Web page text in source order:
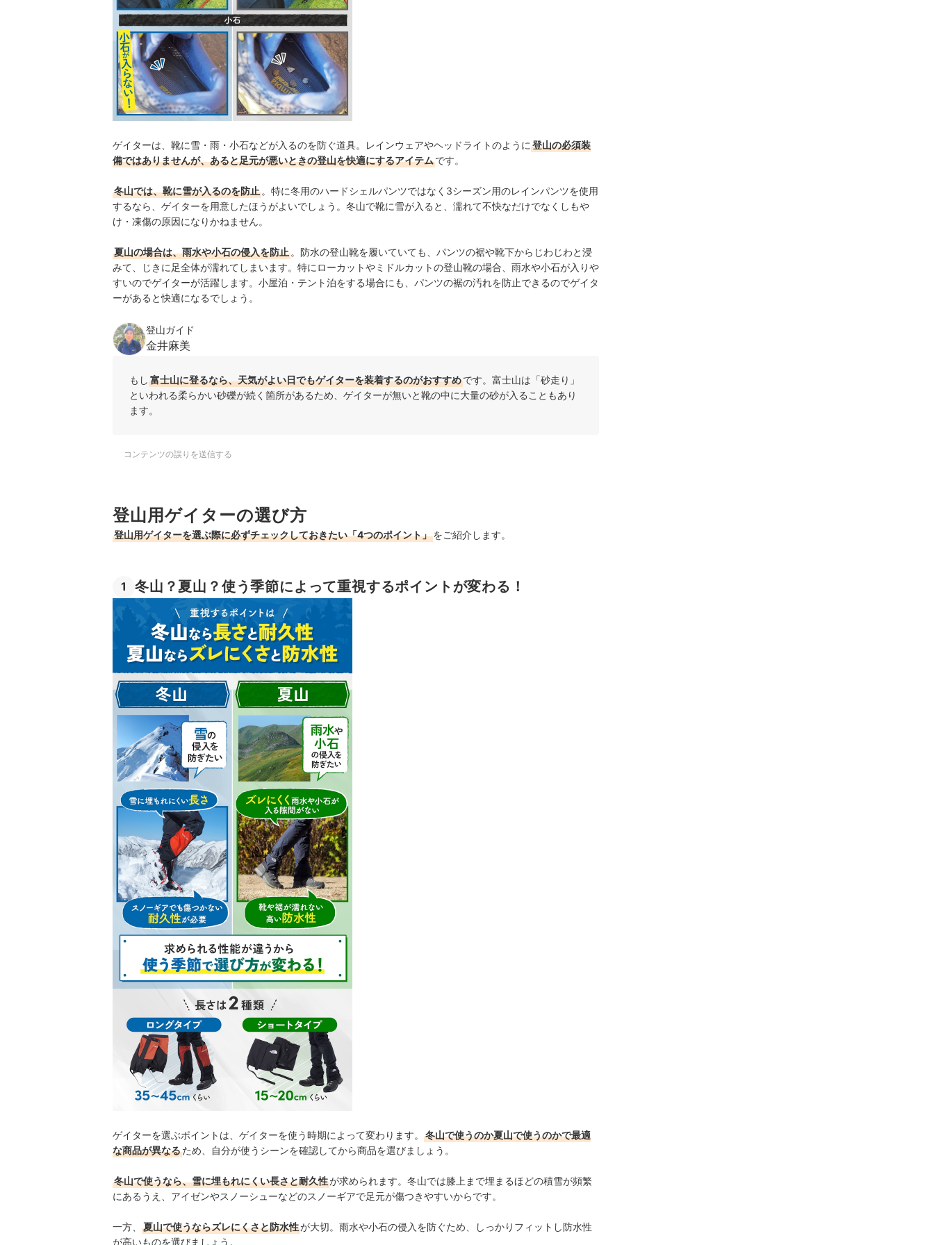
ゲイターは、靴に雪・雨・小石などが入るのを防ぐ道具。レインウェアやヘッドライトのように登山の必須装
備ではありませんが、あると足元が悪いときの登山を快適にするアイテムです。
冬山では、靴に雪が入るのを防止。特に冬用のハードシェルパンツではなく3シーズン用のレインパンツを使用
するなら、ゲイターを用意したほうがよいでしょう。冬山で靴に雪が入ると、濡れて不快なだけでなくしもや
け・凍傷の原因になりかねません。
夏山の場合は、雨水や小石の侵入を防止。防水の登山靴を履いていても、パンツの裾や靴下からじわじわと浸
みて、じきに足全体が濡れてしまいます。特にローカットやミドルカットの登山靴の場合、雨水や小石が入りや
すいのでゲイターが活躍します。 小屋泊・テント泊をする場合にも、パンツの裾の汚れを防止できるのでゲイタ
ーがあると快適になるでしょう。
登山ガイド
金井麻美
もし 富士山に登るなら、天気がよい日でもゲイターを装着するのがおすすめです。富士山は「砂走り」
といわれる柔らかい砂礫が続く箇所があるため、ゲイターが無いと靴の中に大量の砂が入ることもあり
ます。
コンテンツの誤りを送信する
登山用ゲイターの選び方
登山用ゲイターを選ぶ際に必ずチェックしておきたい「4つのポイント」をご紹介します。
1 冬山？夏山？使う季節によって重視するポイントが変わる！
ゲイターを選ぶポイントは、ゲイターを使う時期によって変わります。
冬山で使うのか夏山で使うのかで最適
な商品が異なるため、自分が使うシーンを確認してから商品を選びましょう。
冬山で使うなら、雪に埋もれにくい長さと耐久性が求められます。冬山では膝上まで埋まるほどの積雪が頻繁
にあるうえ、アイゼンやスノーシューなどのスノーギアで足元が傷つきやすいからです。
一方、 夏山で使うならズレにくさと防水性が大切。雨水や小石の侵入を防ぐため、しっかりフィットし防水性
が高いものを選びましょう。